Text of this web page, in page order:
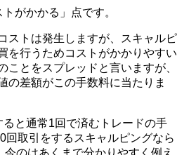
がかかる」点です。
ストは発生しますが、スキャルピ
を行うためコストがかかりやすい
ことをスプレッドと言いますが、
の差額がこの手数料に当たりま
と通常1回で済むトレードの手
回取引をするスキャルピングなら
のはあくまで分かりやすく例え